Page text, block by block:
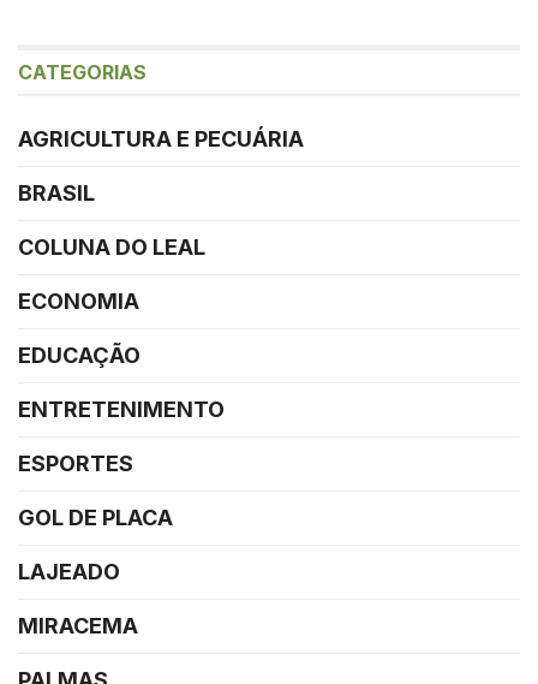
CATEGORIAS
AGRICULTURA E PECUÁRIA
BRASIL
COLUNA DO LEAL
ECONOMIA
EDUCAÇÃO
ENTRETENIMENTO
ESPORTES
GOL DE PLACA
LAJEADO
MIRACEMA